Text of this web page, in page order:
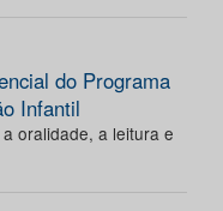
do Programa
Infantil
oralidade, a leitura e